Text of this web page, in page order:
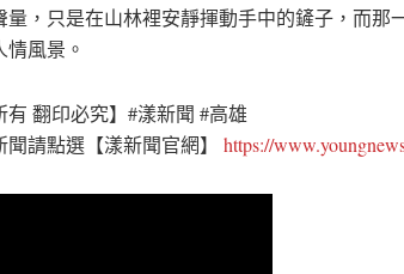
量，只是在山林裡安靜揮動手中的鏟子，而
情風景。
有 翻印必究】#漾新聞 #高雄
聞請點選【漾新聞官網】 https://